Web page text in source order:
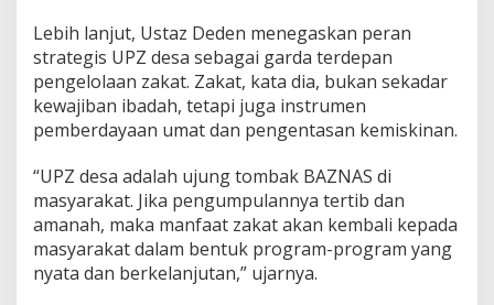
Lebih lanjut, Ustaz Deden menegaskan peran
strategis UPZ desa sebagai garda terdepan
pengelolaan zakat. Zakat, kata dia, bukan sekadar
kewajiban ibadah, tetapi juga instrumen
pemberdayaan umat dan pengentasan kemiskinan.
“UPZ desa adalah ujung tombak BAZNAS di
masyarakat. Jika pengumpulannya tertib dan
amanah, maka manfaat zakat akan kembali kepada
masyarakat dalam bentuk program-program yang
nyata dan berkelanjutan,” ujarnya.